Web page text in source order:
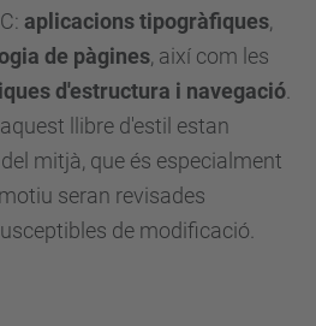
aplicacions tipogràfiques,
de pàgines, així com les
d'estructura i navegació
llibre d'estil estan
mitjà, que és especialment
seran revisades
de modificació.